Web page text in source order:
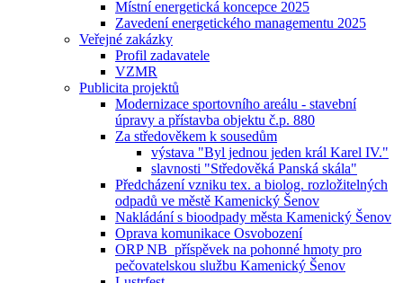
Místní energetická koncepce 2025
Zavedení energetického managementu 2025
Veřejné zakázky
Profil zadavatele
VZMR
Publicita projektů
Modernizace sportovního areálu - stavební
úpravy a přístavba objektu č.p. 880
Za středověkem k sousedům
výstava "Byl jednou jeden král Karel IV."
slavnosti "Středověká Panská skála"
Předcházení vzniku tex. a biolog. rozložitelných
odpadů ve městě Kamenický Šenov
Nakládání s bioodpady města Kamenický Šenov
Oprava komunikace Osvobození
ORP NB_příspěvek na pohonné hmoty pro
pečovatelskou službu Kamenický Šenov